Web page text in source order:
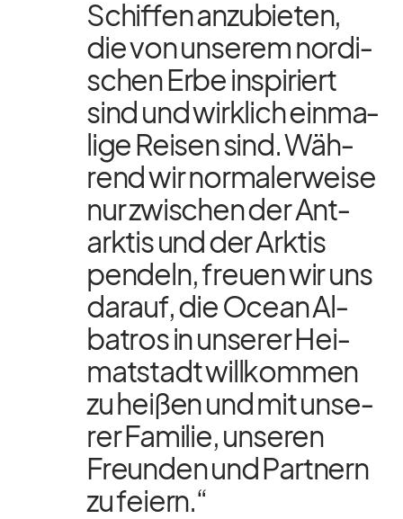
Schif­fen an­zu­bie­ten,
die von un­se­rem nor­di­
schen Erbe in­spi­riert
sind und wirk­lich ein­ma­
lige Rei­sen sind. Wäh­
rend wir nor­ma­ler­weise
nur zwi­schen der Ant­
ark­tis und der Ark­tis
pen­deln, freuen wir uns
dar­auf, die Ocean Al­
ba­tros in un­se­rer Hei­
mat­stadt will­kom­men
zu hei­ßen und mit un­se­
rer Fa­mi­lie, un­se­ren
Freun­den und Part­nern
zu fei­ern.“